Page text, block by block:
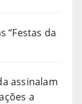
“Festas da
assinalam
a